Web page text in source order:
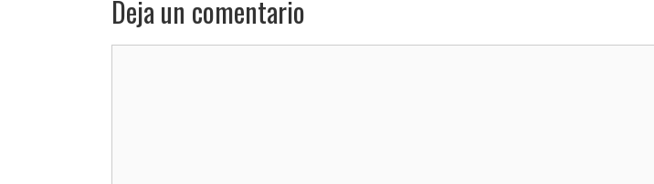
Deja un comentario